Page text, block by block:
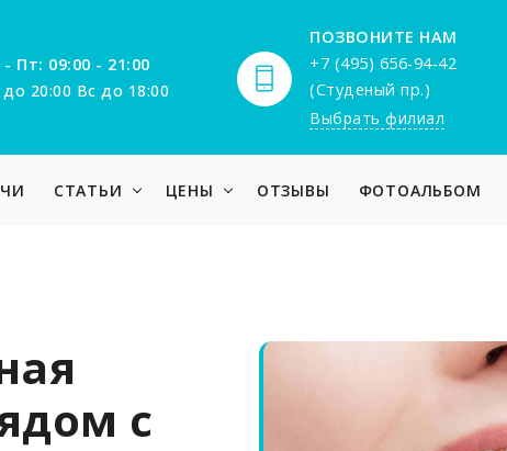
Пт: 09:00 - 21:00
20:00 Вс до 18:00
ПОЗВОНИТЕ НАМ
+7 (495) 656-94-42
(Студеный пр.)
Выбрать филиал
СТАТЬИ ЦЕНЫ ОТЗЫВЫ ФОТОАЛЬБОМ
с